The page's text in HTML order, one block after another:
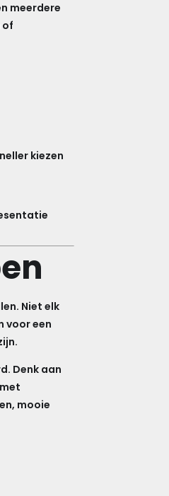
meerdere
of
kiezen
Niet elk
voor een
Denk aan
mooie